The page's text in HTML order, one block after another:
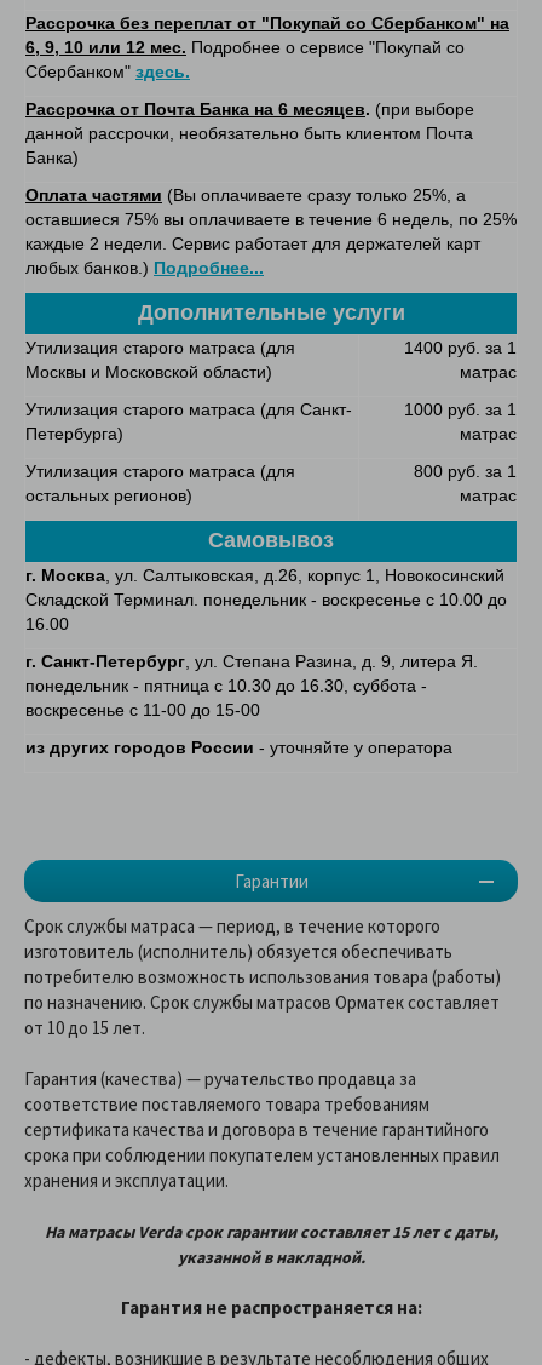
Гарантии
Рассрочка без переплат от "Покупай со Сбербанком" на
6, 9, 10 или 12 мес. Подробнее о сервисе "Покупай со
Сбербанком" здесь.
Рассрочка от Почта Банка на 6 месяцев. (при выборе
данной рассрочки, необязательно быть клиентом Почта
Банка)
Оплата частями (Вы оплачиваете сразу только 25%, а
оставшиеся 75% вы оплачиваете в течение 6 недель, по 25%
каждые 2 недели. Сервис работает для держателей карт
любых банков.) Подробнее...
Дополнительные услуги
Утилизация старого матраса (для
Москвы и Московской области)
1400 руб. за 1
матрас
Утилизация старого матраса (для Санкт-
Петербурга)
1000 руб. за 1
матрас
Утилизация старого матраса (для
остальных регионов)
800 руб. за 1
матрас
Самовывоз
г. Москва, ул. Салтыковская, д.26, корпус 1, Новокосинский
Складской Терминал. понедельник - воскресенье с 10.00 до
16.00
г. Санкт-Петербург, ул. Степана Разина, д. 9, литера Я.
понедельник - пятница с 10.30 до 16.30, суббота -
воскресенье с 11-00 до 15-00
из других городов России - уточняйте у оператора
Срок службы матраса — период, в течение которого
изготовитель (исполнитель) обязуется обеспечивать
потребителю возможность использования товара (работы)
по назначению. Срок службы матрасов Орматек составляет
от 10 до 15 лет.
Гарантия (качества) — ручательство продавца за
соответствие поставляемого товара требованиям
сертификата качества и договора в течение гарантийного
срока при соблюдении покупателем установленных правил
хранения и эксплуатации.
На матрасы Verdaсрок гарантии составляет 15 летс даты,
указанной в накладной.
Гарантия не распространяется на:
- дефекты, возникшие в результате несоблюдения общих